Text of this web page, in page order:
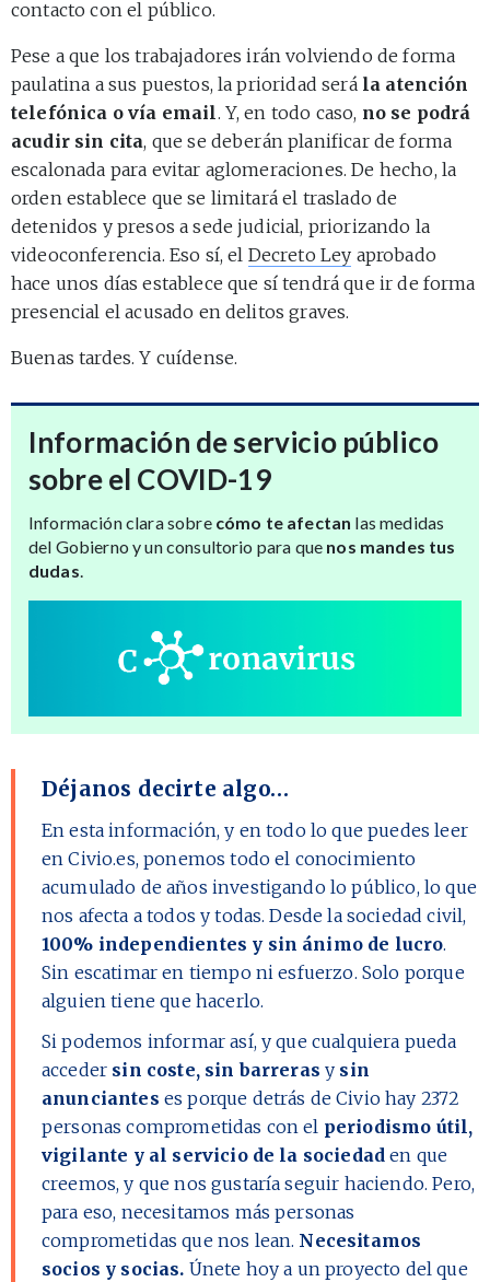
contacto con el público.
Pese a que los trabajadores irán volviendo de forma
paulatina a sus puestos, la prioridad será la atención
telefónica o vía email. Y, en todo caso, no se podrá
acudir sin cita, que se deberán planificar de forma
escalonada para evitar aglomeraciones. De hecho, la
orden establece que se limitará el traslado de
detenidos y presos a sede judicial, priorizando la
videoconferencia. Eso sí, el Decreto Ley aprobado
hace unos días establece que sí tendrá que ir de forma
presencial el acusado en delitos graves.
Buenas tardes. Y cuídense.
Información de servicio público
sobre el COVID-19
Información clara sobre cómo te afectan las medidas
del Gobierno y un consultorio para que nos mandes tus
dudas
Déjanos decirte algo…
En esta información, y en todo lo que puedes leer
en Civio.es, ponemos todo el conocimiento
acumulado de años investigando lo público, lo que
nos afecta a todos y todas. Desde la sociedad civil,
100% independientes y sin ánimo de lucro.
Sin escatimar en tiempo ni esfuerzo. Solo porque
alguien tiene que hacerlo.
Si podemos informar así, y que cualquiera pueda
acceder sin coste, sin barreras y sin
anunciantes es porque detrás de Civio hay 2372
personas comprometidas con el periodismo útil,
vigilante y al servicio de la sociedad en que
creemos, y que nos gustaría seguir haciendo. Pero,
para eso, necesitamos más personas
comprometidas que nos lean. Necesitamos
socios y socias. Únete hoy a un proyecto del que